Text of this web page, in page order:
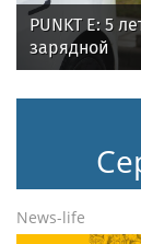
PUNKT E: 5
зарядной
News-life